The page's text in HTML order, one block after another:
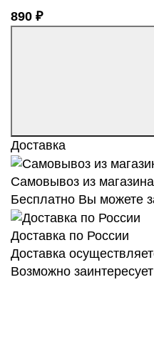
890 ₽
Доставка
Самовывоз из магазина
Бесплатно Вы можете
Доставка по России
Доставка
Возможно заинтересует